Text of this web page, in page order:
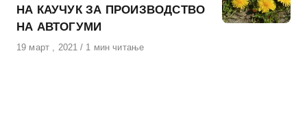
НА КАУЧУК ЗА ПРОИЗВОДСТВО
НА АВТОГУМИ
Објавено
19 март , 2021 1 мин читање